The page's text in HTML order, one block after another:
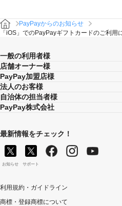
PayPayからのお知らせ
「iOS」でのPayPayギフトカードのご利用
一般の利用者様
店舗オーナー様
PayPay加盟店様
法人のお客様
自治体の担当者様
PayPay株式会社
最新情報をチェック！
お知らせ サポート
利用規約・ガイドライン
商標・登録商標について